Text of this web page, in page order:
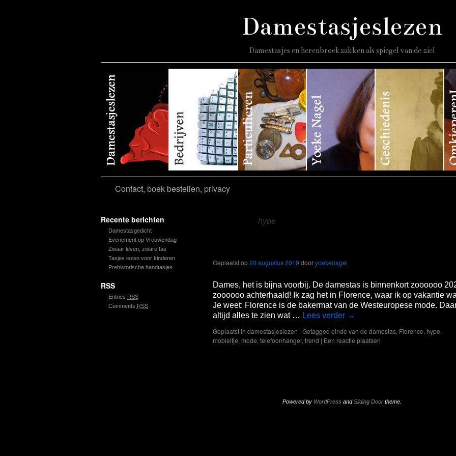
Damestasjeslezen
Damestasjes en herenbroekzakken als spiegel van de ziel
Contact, boek bestellen, privacy
Recente berichten
Damestasgedicht
Evenement op Vrouwendag
Zwaar leven, zware tas
Tasjes lezen voor kinderen
Prehistorische handtasjes
RSS
Entries RSS
Comments RSS
hype
Geplaatst op20 augustus 2019 dooryoekenagel
Dames, het is bijna voorbij. De damestas is binnenkort zoooooo
zoooooo achterhaald! Ik zag het in Florence, waar ik op vakantie
Je weet: Florence is de bakermat van de Westeuropese mode.
altijd alles te zien wat … Lees verder →
Geplaatst in damestasjeslezen | Getagged einde van de damestas, Florence, hype,
mobieltje, mode, telefoonhanger, trend | Een reactie plaatsen
Powered by WordPress andSliding Door theme.